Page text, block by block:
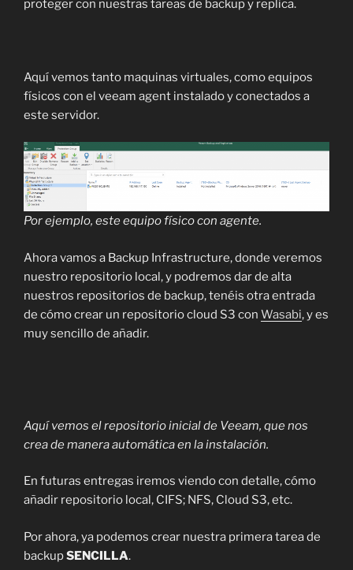
proteger con nuestras tareas de backup y replica.
Aquí vemos tanto maquinas virtuales, como equipos
físicos con el veeam agent instalado y conectados a
este servidor.
Por ejemplo, este equipo físico con agente.
Ahora vamos a Backup Infrastructure, donde veremos
nuestro repositorio local, y podremos dar de alta
nuestros repositorios de backup, tenéis otra entrada
de cómo crear un repositorio cloud S3 con Wasabi, y es
muy sencillo de añadir.
Aquí vemos el repositorio inicial de Veeam, que nos
crea de manera automática en la instalación.
En futuras entregas iremos viendo con detalle, cómo
añadir repositorio local, CIFS; NFS, Cloud S3, etc.
Por ahora, ya podemos crear nuestra primera tarea de
backupSENCILLA.